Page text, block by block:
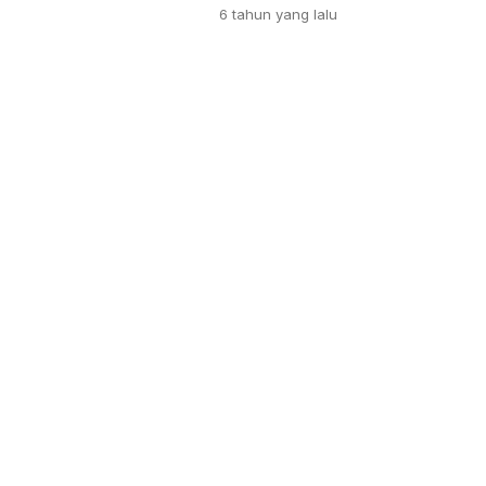
6 tahun yang lalu